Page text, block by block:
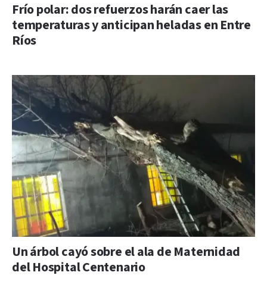
Frío polar: dos refuerzos harán caer las
temperaturas y anticipan heladas en Entre
Ríos
Un árbol cayó sobre el ala de Maternidad
del Hospital Centenario